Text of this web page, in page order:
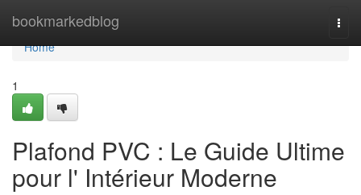
bookmarkedblog
Home
Home
1
Plafond PVC : Le Guide Ultime
pour l' Intérieur Moderne